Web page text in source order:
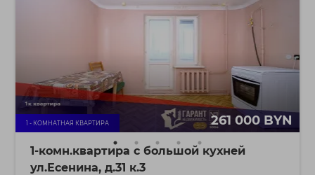
1 - КОМНАТНАЯ КВАРТИРА 261 000 BYN
1-комн.квартира с большой кухней
ул.Есенина, д.31 к.3